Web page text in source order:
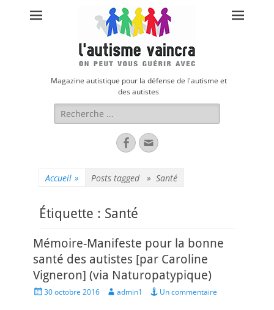
Magazine autistique pour la défense de l'autisme et
des autistes
Rechercher :
FacebookAdresse
de
Accueil » Posts tagged » Santé
Étiquette : Santé
Mémoire-Manifeste pour la bonne
santé des autistes [par Caroline
Vigneron] (via Naturopatypique)
Posted30 octobre 2016 Author
admin1 Un commentaire